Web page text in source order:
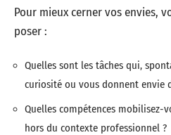
Pour mieux cerner vos envies,
poser :
Quelles sont les tâches qui,
curiosité ou vous donnent envie
Quelles compétences mobilisez-
hors du contexte professionnel ?